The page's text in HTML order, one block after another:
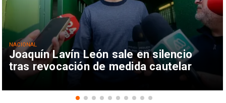
Joaquín Lavín León sale en silencio
tras revocación de medida cautelar
NACIONAL